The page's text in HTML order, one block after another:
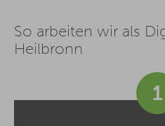
So arbeiten wir als
Heilbronn
1